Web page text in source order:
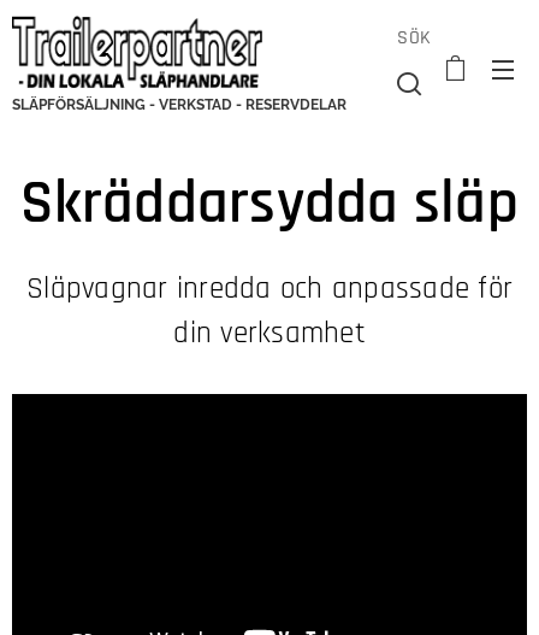
SLÄPFÖRSÄLJNING - VERKSTAD - RESERVDELAR
SÖK
Skräddarsydda släp
Släpvagnar inredda och anpassade för
din verksamhet